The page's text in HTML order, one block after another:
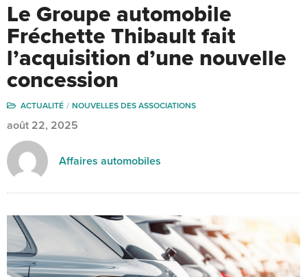
Le Groupe automobile
Fréchette Thibault fait
l’acquisition d’une nouvelle
concession
ACTUALITÉ NOUVELLES DES ASSOCIATIONS
août 22, 2025
Affaires automobiles